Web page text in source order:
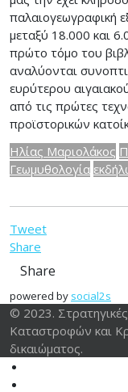
παλαιογεωγραφική
μεταξύ 18.000 και
πρώτο τόμο του
αναλύονται
ευρύτερου
από τις πρώτες
προϊστορικών
Ηλίας Μαριολάκος
Γεωμυθολογία
Tweet
Share
Share
powered by social2s
© 2023.
Καταστροφών και
δικαιώματος.